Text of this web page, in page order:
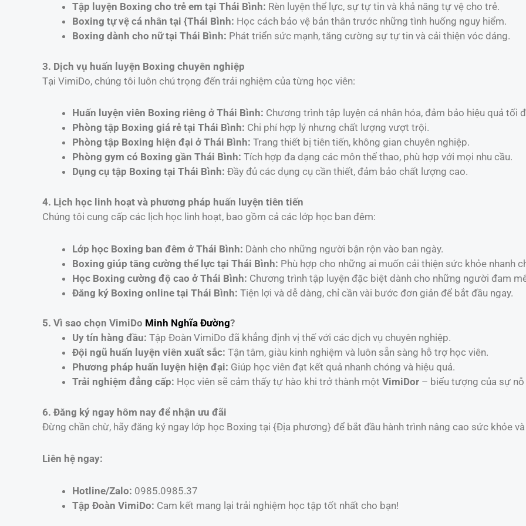
Tập luyện Boxing cho trẻ em tại Thái Bình: Rèn luyện thể lực, sự tự tin và khả năng tự vệ cho trẻ.
Boxing tự vệ cá nhân tại {Thái Bình: Học cách bảo vệ bản thân trước những tình huống nguy hiểm.
Boxing dành cho nữ tại Thái Bình: Phát triển sức mạnh, tăng cường sự tự tin và cải thiện vóc dáng.
3. Dịch vụ huấn luyện Boxing chuyên nghiệp
Tại VimiDo, chúng tôi luôn chú trọng đến trải nghiệm của từng học viên:
Huấn luyện viên Boxing riêng ở Thái Bình: Chương trình tập luyện cá nhân hóa, đảm bảo hiệu quả tối
Phòng tập Boxing giá rẻ tại Thái Bình: Chi phí hợp lý nhưng chất lượng vượt trội.
Phòng tập Boxing hiện đại ở Thái Bình: Trang thiết bị tiên tiến, không gian chuyên nghiệp.
Phòng gym có Boxing gần Thái Bình: Tích hợp đa dạng các môn thể thao, phù hợp với mọi nhu cầu.
Dụng cụ tập Boxing tại Thái Bình: Đầy đủ các dụng cụ cần thiết, đảm bảo chất lượng cao.
4. Lịch học linh hoạt và phương pháp huấn luyện tiên tiến
Chúng tôi cung cấp các lịch học linh hoạt, bao gồm cả các lớp học ban đêm:
Lớp học Boxing ban đêm ở Thái Bình: Dành cho những người bận rộn vào ban ngày.
Boxing giúp tăng cường thể lực tại Thái Bình: Phù hợp cho những ai muốn cải thiện sức khỏe nhanh
Học Boxing cường độ cao ở Thái Bình: Chương trình tập luyện đặc biệt dành cho những người đam
Đăng ký Boxing online tại Thái Bình: Tiện lợi và dễ dàng, chỉ cần vài bước đơn giản để bắt đầu ngay.
5. Vì sao chọn VimiDo Minh Nghĩa Đường?
Uy tín hàng đầu: Tập Đoàn VimiDo đã khẳng định vị thế với các dịch vụ chuyên nghiệp.
Đội ngũ huấn luyện viên xuất sắc: Tận tâm, giàu kinh nghiệm và luôn sẵn sàng hỗ trợ học viên.
Phương pháp huấn luyện hiện đại: Giúp học viên đạt kết quả nhanh chóng và hiệu quả.
Trải nghiệm đẳng cấp: Học viên sẽ cảm thấy tự hào khi trở thành một VimiDor – biểu tượng của sự
6. Đăng ký ngay hôm nay để nhận ưu đãi
Đừng chần chừ, hãy đăng ký ngay lớp học Boxing tại {Địa phương} để bắt đầu hành trình nâng cao sức khỏe
Liên hệ ngay:
Hotline/Zalo: 0985.0985.37
Tập Đoàn VimiDo: Cam kết mang lại trải nghiệm học tập tốt nhất cho bạn!